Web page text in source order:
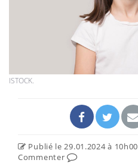
ISTOCK.
Publié le 29.01.2024 à 10h00
Commenter